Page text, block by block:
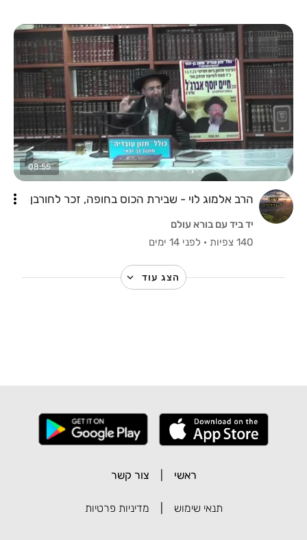
08:55
הרב אלמוג לוי - שבירת הכוס בחופה, זכר לחורבן
יד ביד עם בורא עולם
140 צפיות
· לפני 14 ימים
הצג עוד
ראשי צור קשר
תנאי שימוש מדיניות פרטיות